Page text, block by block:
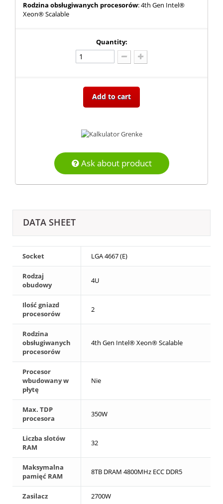
Rodzina obsługiwanych procesorów: 4th Gen Intel®
Xeon® Scalable
Quantity:
Add to cart
Ask about product
DATA SHEET
Socket LGA 4667 (E)
Rodzaj
obudowy
4U
Ilość gniazd
procesorów
2
Rodzina
obsługiwanych
procesorów
4th Gen Intel® Xeon® Scalable
Procesor
wbudowany w
płytę
Nie
Max. TDP
procesora
350W
Liczba slotów
RAM
32
Maksymalna
pamięć RAM
8TB DRAM 4800MHz ECC DDR5
Zasilacz 2700W